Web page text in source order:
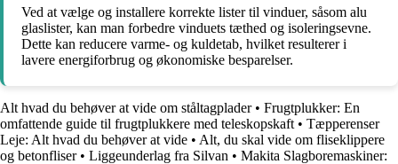
Ved at vælge og installere korrekte lister til vinduer, såsom alu
glaslister, kan man forbedre vinduets tæthed og isoleringsevne.
Dette kan reducere varme- og kuldetab, hvilket resulterer i
lavere energiforbrug og økonomiske besparelser.
Alt hvad du behøver at vide om ståltagplader• Frugtplukker: En
omfattende guide til frugtplukkere med teleskopskaft • Tæpperenser
Leje: Alt hvad du behøver at vide • Alt, du skal vide om fliseklippere
og betonfliser• Liggeunderlag fra Silvan • Makita Slagboremaskiner: